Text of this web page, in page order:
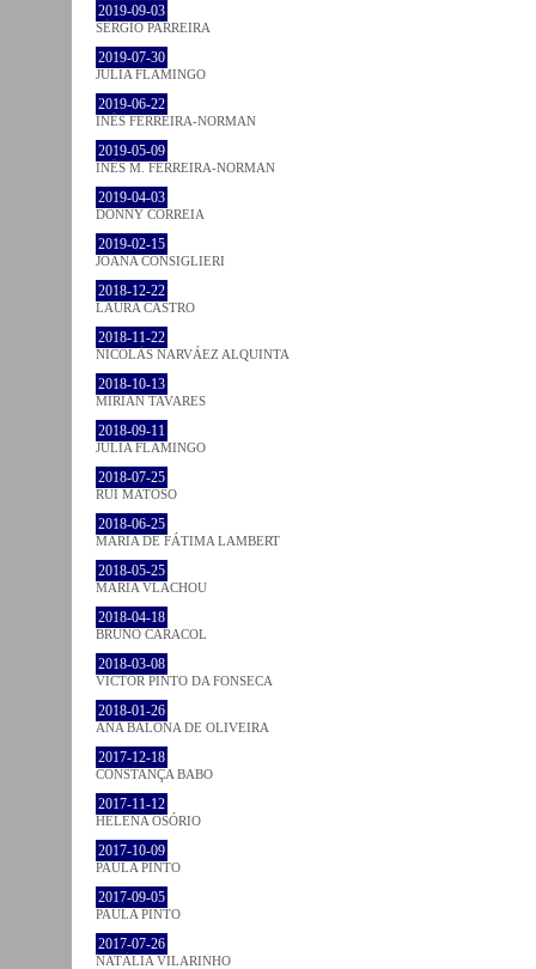
2019-09-03
SÉRGIO PARREIRA
2019-07-30
JULIA FLAMINGO
2019-06-22
INÊS FERREIRA-NORMAN
2019-05-09
INÊS M. FERREIRA-NORMAN
2019-04-03
DONNY CORREIA
2019-02-15
JOANA CONSIGLIERI
2018-12-22
LAURA CASTRO
2018-11-22
NICOLÁS NARVÁEZ ALQUINTA
2018-10-13
MIRIAN TAVARES
2018-09-11
JULIA FLAMINGO
2018-07-25
RUI MATOSO
2018-06-25
MARIA DE FÁTIMA LAMBERT
2018-05-25
MARIA VLACHOU
2018-04-18
BRUNO CARACOL
2018-03-08
VICTOR PINTO DA FONSECA
2018-01-26
ANA BALONA DE OLIVEIRA
2017-12-18
CONSTANÇA BABO
2017-11-12
HELENA OSÓRIO
2017-10-09
PAULA PINTO
2017-09-05
PAULA PINTO
2017-07-26
NATÁLIA VILARINHO